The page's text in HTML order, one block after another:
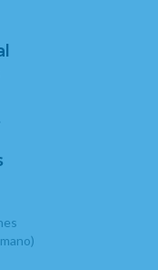
mano)